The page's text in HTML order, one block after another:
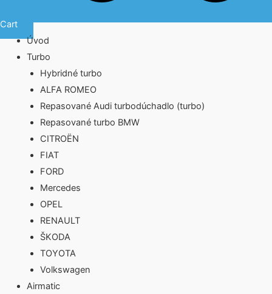
Cart
Úvod
Turbo
Hybridné turbo
ALFA ROMEO
Repasované Audi turbodúchadlo (turbo)
Repasované turbo BMW
CITROËN
FIAT
FORD
Mercedes
OPEL
RENAULT
ŠKODA
TOYOTA
Volkswagen
Airmatic